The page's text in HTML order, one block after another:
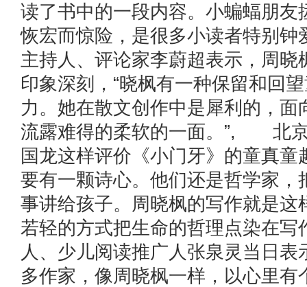
读了书中的一段内容。小蝙蝠朋友
恢宏而惊险，是很多小读者特
主持人、评论家李蔚超表示，周晓
印象深刻，“晓枫有一种保留和回
力。她在散文创作中是犀利的，面
流露难得的柔软的一面。”, 北
国龙这样评价《小门牙》的童真童
要有一颗诗心。他们还是哲学家，
事讲给孩子。周晓枫的写作就是这
若轻的方式把生命的哲理点染在
人、少儿阅读推广人张泉灵当日表
多作家，像周晓枫一样，以心里有